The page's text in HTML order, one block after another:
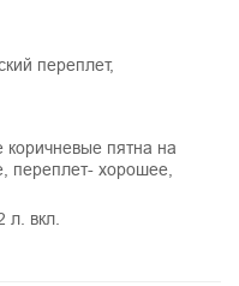
переплет,
пятна на
переплет- хорошее,
л. вкл.